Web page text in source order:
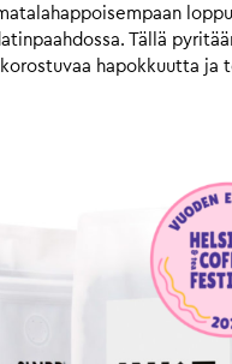
Tällä
hapokkuutta ja